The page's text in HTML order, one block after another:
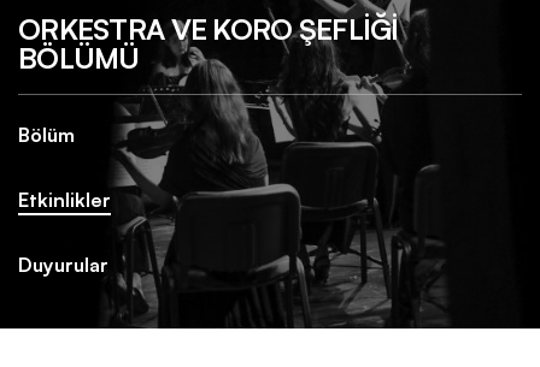
ORKESTRA VE KORO ŞEFLİĞİ
BÖLÜMÜ
Bölüm
Etkinlikler
Duyurular